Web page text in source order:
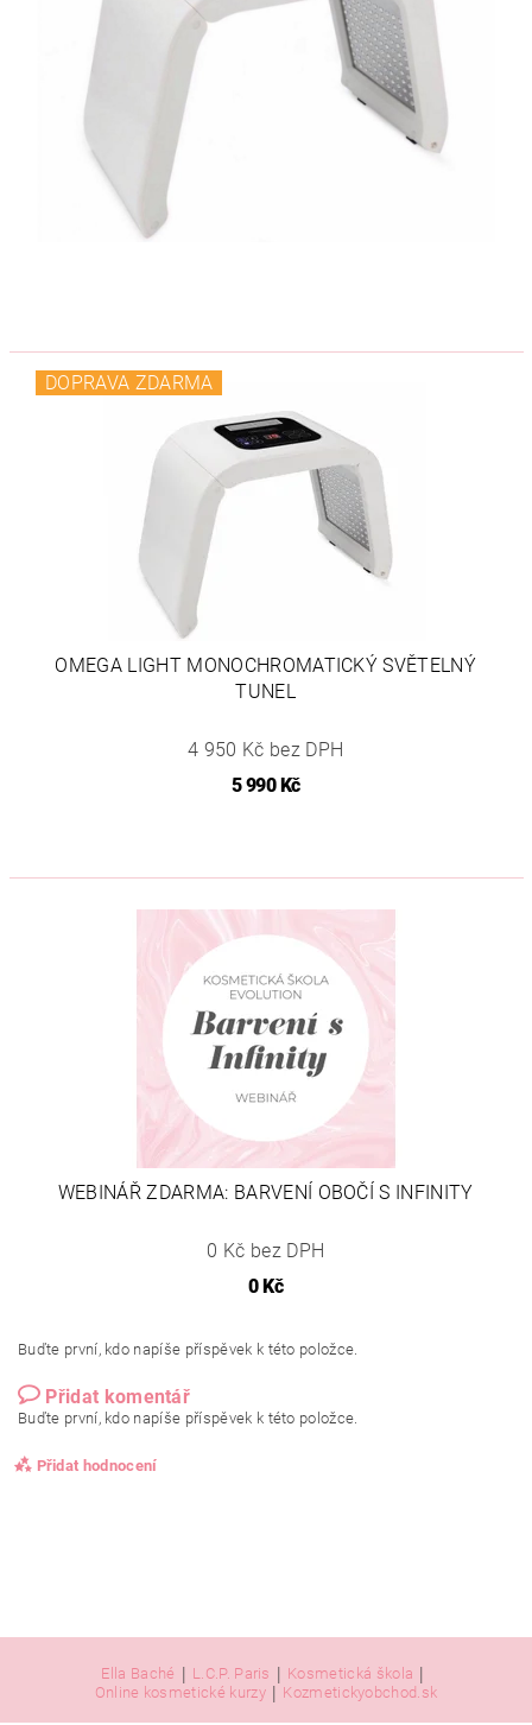
DOPRAVA ZDARMA
OMEGA LIGHT MONOCHROMATICKÝ SVĚTELNÝ
TUNEL
4 950 Kč bez DPH
5 990 Kč
WEBINÁŘ ZDARMA: BARVENÍ OBOČÍ S INFINITY
0 Kč bez DPH
0 Kč
Buďte první, kdo napíše příspěvek k této položce.
Přidat komentář
Buďte první, kdo napíše příspěvek k této položce.
Přidat hodnocení
Ella Baché | L.C.P. Paris | Kosmetická škola |
Online kosmetické kurzy | Kozmetickyobchod.sk